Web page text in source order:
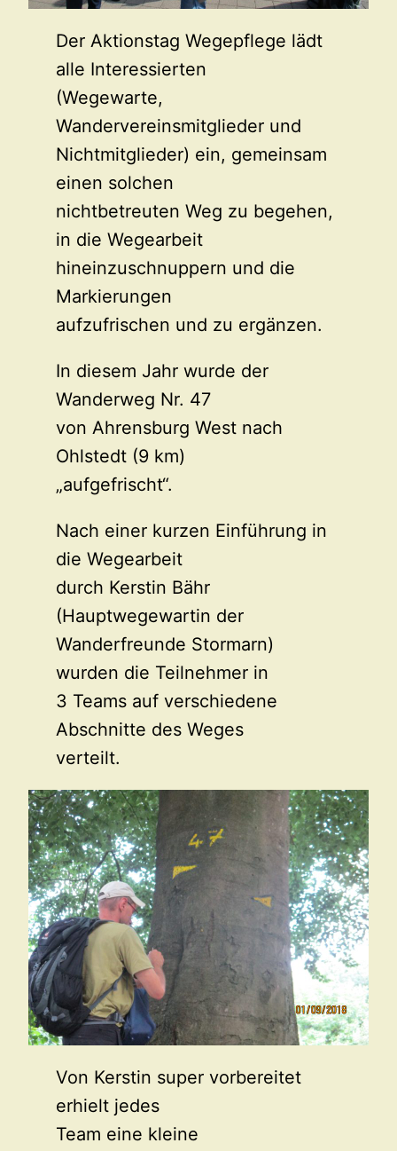
Der Aktionstag Wegepflege lädt
alle Interessierten
(Wegewarte,
Wandervereinsmitglieder und
Nichtmitglieder) ein, gemeinsam
einen solchen
nichtbetreuten Weg zu begehen,
in die Wegearbeit
hineinzuschnuppern und die
Markierungen
aufzufrischen und zu ergänzen.
In diesem Jahr wurde der
Wanderweg Nr. 47
von Ahrensburg West nach
Ohlstedt (9 km)
„aufgefrischt“.
Nach einer kurzen Einführung in
die Wegearbeit
durch Kerstin Bähr
(Hauptwegewartin der
Wanderfreunde Stormarn)
wurden die Teilnehmer in
3 Teams auf verschiedene
Abschnitte des Weges
verteilt.
Von Kerstin super vorbereitet
erhielt jedes
Team eine kleine